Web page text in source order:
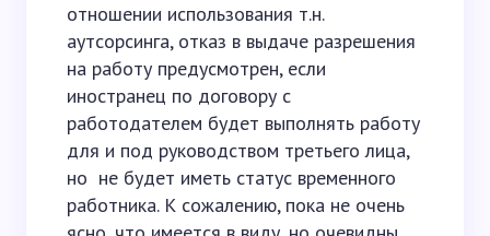
отношении использования т.н.
аутсорсинга, отказ в выдаче разрешения
на работу предусмотрен, если
иностранец по договору с
работодателем будет выполнять работу
для и под руководством третьего лица,
но не будет иметь статус временного
работника. К сожалению, пока не очень